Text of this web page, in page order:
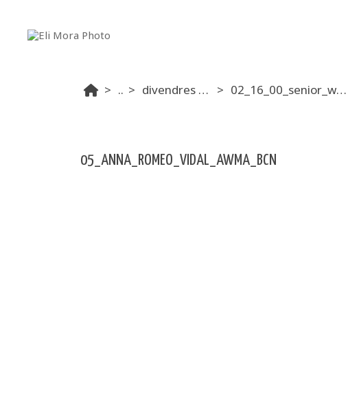
... divendres tarda 02_16_00_senior_women_amateur_grupo_b_30_3g
05_ANNA_ROMEO_VIDAL_AWMA_BCN